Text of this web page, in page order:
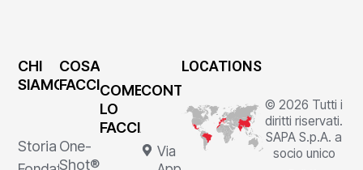
CHI
SIAMO
Storia
COSA
FACCIAMO
One-
Shot®
COME
LO
FACCIAMO
CONTATTI
Via
LOCATIONS
© 2026 Tutti i
diritti riservati.
SAPA S.p.A. a
socio unico